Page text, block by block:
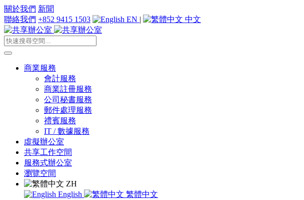
關於我們 新聞
聯絡我們 +852 9415 1503 EN | 中文
商業服務
會計服務
商業註冊服務
公司秘書服務
郵件處理服務
禮賓服務
IT / 數據服務
虛擬辦公室
共享工作空間
服務式辦公室
瀏覽空間
ZH
English
繁體中文